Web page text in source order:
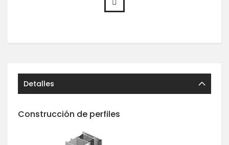
Detalles
Construcción de perfiles